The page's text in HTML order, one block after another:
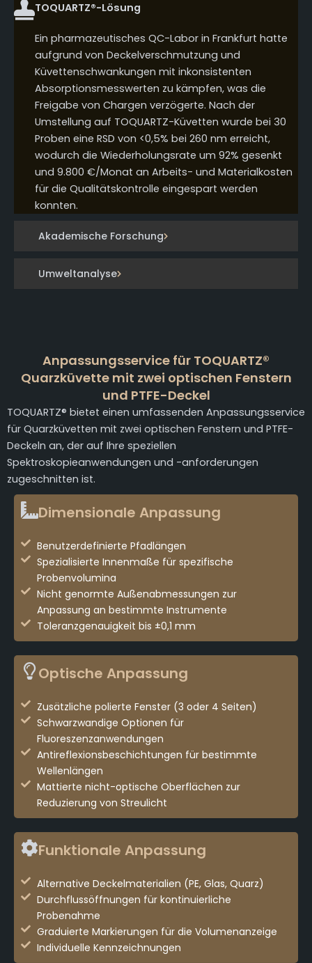
Akademische Forschung
Umweltanalyse
TOQUARTZ®-Lösung
Ein pharmazeutisches QC-Labor in Frankfurt hatte
aufgrund von Deckelverschmutzung und
Küvettenschwankungen mit inkonsistenten
Absorptionsmesswerten zu kämpfen, was die
Freigabe von Chargen verzögerte. Nach der
Umstellung auf TOQUARTZ-Küvetten wurde bei 30
Proben eine RSD von <0,5% bei 260 nm erreicht,
wodurch die Wiederholungsrate um 92% gesenkt
und 9.800 €/Monat an Arbeits- und Materialkosten
für die Qualitätskontrolle eingespart werden
konnten.
Anpassungsservice für TOQUARTZ®
Quarzküvette mit zwei optischen Fenstern
und PTFE-Deckel
TOQUARTZ® bietet einen umfassenden Anpassungsservice
für Quarzküvetten mit zwei optischen Fenstern und PTFE-
Deckeln an, der auf Ihre speziellen
Spektroskopieanwendungen und -anforderungen
zugeschnitten ist.
Dimensionale Anpassung
Benutzerdefinierte Pfadlängen
Spezialisierte Innenmaße für spezifische
Probenvolumina
Nicht genormte Außenabmessungen zur
Anpassung an bestimmte Instrumente
Toleranzgenauigkeit bis ±0,1 mm
Optische Anpassung
Zusätzliche polierte Fenster (3 oder 4 Seiten)
Schwarzwandige Optionen für
Fluoreszenzanwendungen
Antireflexionsbeschichtungen für bestimmte
Wellenlängen
Mattierte nicht-optische Oberflächen zur
Reduzierung von Streulicht
Funktionale Anpassung
Alternative Deckelmaterialien (PE, Glas, Quarz)
Durchflussöffnungen für kontinuierliche
Probenahme
Graduierte Markierungen für die Volumenanzeige
Individuelle Kennzeichnungen